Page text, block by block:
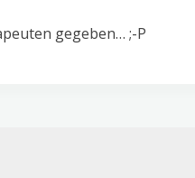
gegeben… ;-P